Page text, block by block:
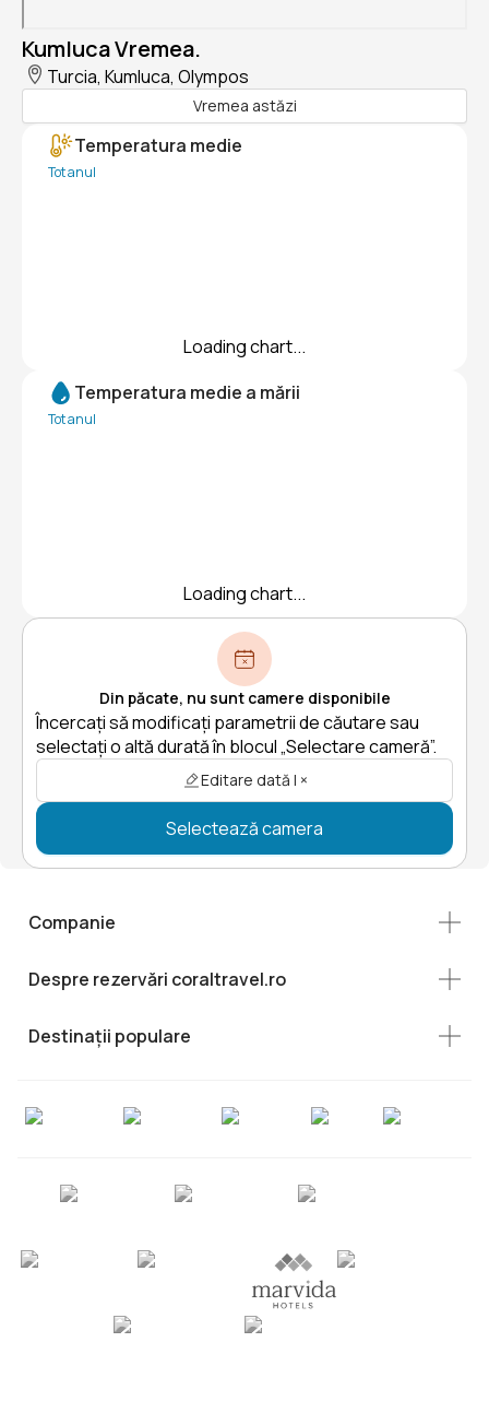
Kumluca Vremea.
Turcia, Kumluca, Olympos
Vremea astăzi
Temperatura medie
Tot anul
Loading chart...
Temperatura medie a mării
Tot anul
Loading chart...
Din păcate, nu sunt camere disponibile
Încercați să modificați parametrii de căutare sau
selectați o altă durată în blocul „Selectare cameră”.
Editare dată | ×
Selectează camera
Companie
Despre rezervări coraltravel.ro
Destinații populare